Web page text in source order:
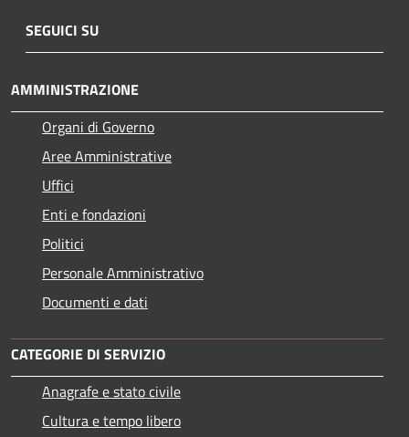
SEGUICI SU
AMMINISTRAZIONE
Organi di Governo
Aree Amministrative
Uffici
Enti e fondazioni
Politici
Personale Amministrativo
Documenti e dati
CATEGORIE DI SERVIZIO
Anagrafe e stato civile
Cultura e tempo libero